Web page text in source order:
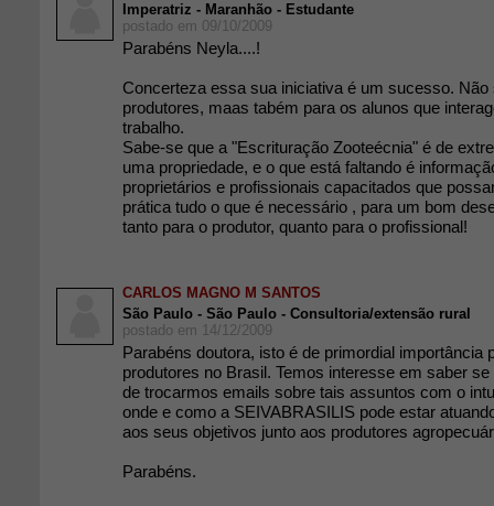
Imperatriz - Maranhão - Estudante
postado em 09/10/2009
Parabéns Neyla....!
Concerteza essa sua iniciativa é um sucesso. Não
produtores, maas tabém para os alunos que
trabalho.
Sabe-se que a "Escrituração Zooteécnia" é de
uma propriedade, e o que está faltando é
proprietários e profissionais capacitados que
prática tudo o que é necessário , para um bom
tanto para o produtor, quanto para o profissional!
CARLOS MAGNO M SANTOS
São Paulo - São Paulo - Consultoria/extensão rural
postado em 14/12/2009
Parabéns doutora, isto é de primordial importância
produtores no Brasil. Temos interesse em saber
de trocarmos emails sobre tais assuntos com o
onde e como a SEIVABRASILIS pode estar
aos seus objetivos junto aos produtores
Parabéns.